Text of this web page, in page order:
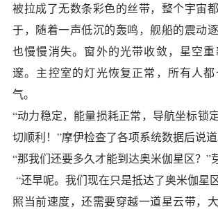
被拉成了无数条彩色的丝带，整个宇宙
于，随着一声低沉的轰鸣，舰船的震动
也慢慢消失。窗外的光带收敛，星空
邃。主控室的灯光恢复正常，所有人
气。
“动力稳定，能量损耗正常，导航坐标
切顺利！”摩伊检查了各项系统数据后说道
“那我们还要多久才能到达奥米伽星区？”
“还早呢。我们现在只是抵达了奥米伽星
照当前速度，还需要穿越一道星云带，